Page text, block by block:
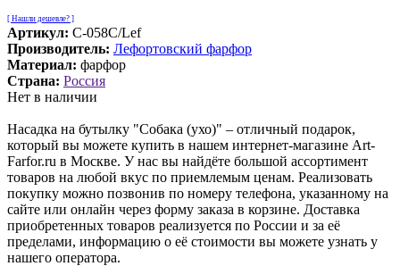
[ Нашли дешевле? ]
Артикул: С-058С/Lef
Производитель: Лефортовский фарфор
Материал: фарфор
Страна: Россия
Нет в наличии
Насадка на бутылку "Собака (ухо)" – отличный подарок,
который вы можете купить в нашем интернет-магазине Art-
Farfor.ru в Москве. У нас вы найдёте большой ассортимент
товаров на любой вкус по приемлемым ценам. Реализовать
покупку можно позвонив по номеру телефона, указанному на
сайте или онлайн через форму заказа в корзине. Доставка
приобретенных товаров реализуется по России и за её
пределами, информацию о её стоимости вы можете узнать у
нашего оператора.